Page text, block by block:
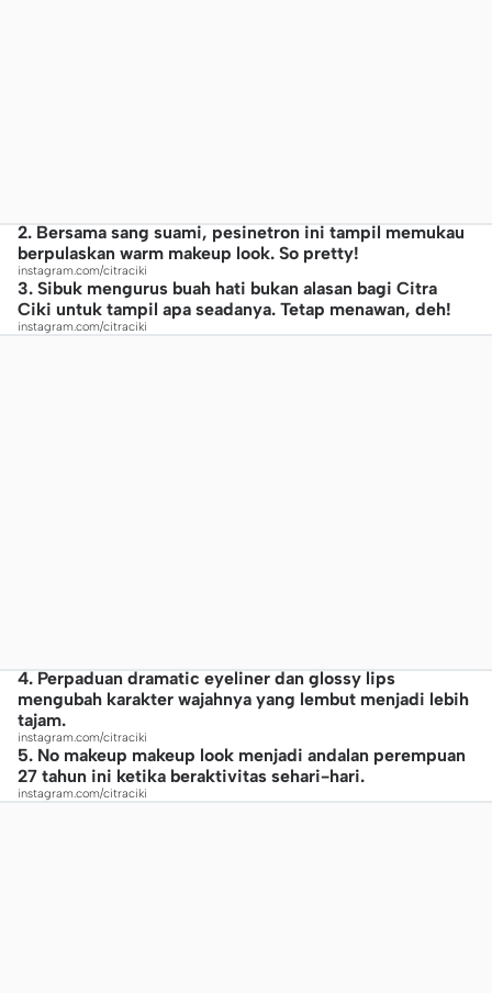
2. Bersama sang suami, pesinetron ini tampil memukau
berpulaskan warm makeup look. So pretty!
instagram.com/citraciki
3. Sibuk mengurus buah hati bukan alasan bagi Citra
Ciki untuk tampil apa seadanya. Tetap menawan, deh!
instagram.com/citraciki
4. Perpaduan dramatic eyeliner dan glossy lips
mengubah karakter wajahnya yang lembut menjadi lebih
tajam.
instagram.com/citraciki
5. No makeup makeup look menjadi andalan perempuan
27 tahun ini ketika beraktivitas sehari-hari.
instagram.com/citraciki